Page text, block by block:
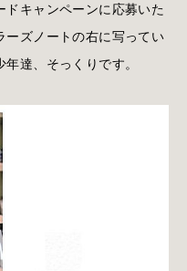
ドキャンペーンに応募いた
ーズノートの右に写ってい
達、そっくりです。